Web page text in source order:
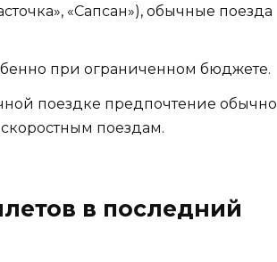
«Сапсан»), обычные поезда
при ограниченном бюджете.
поездке предпочтение обычно
поездам.
в последний